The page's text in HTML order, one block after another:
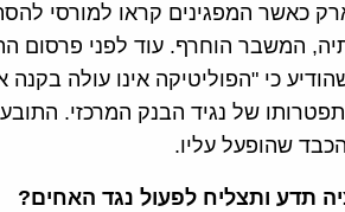
כאשר המפגינים קראו למורסי
המשבר הוחרף. עוד לפני פרסום
כי "הפוליטיקה אינו עולה
של נגיד הבנק המרכזי.
שהופעל עליו.
תדע ותצליח לפעול נגד האחים?